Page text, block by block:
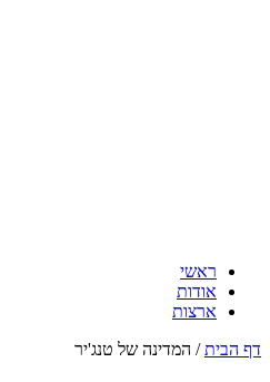
ראשי
אודות
ארצות
דף הבית/ המדינה של טנג'יר